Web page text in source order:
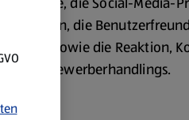
die
sowie die Reaktion,
des Bewerberhandlings.